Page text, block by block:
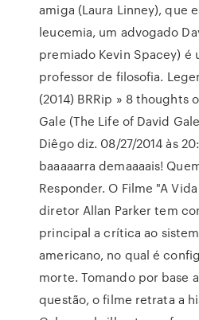
amiga (Laura Linney), que
leucemia, um advogado
premiado Kevin Spacey) é
professor de filosofia.
(2014) BRRip » 8 thoughts
Gale (The Life of David
Diêgo diz. 08/27/2014 às
baaaaarra demaaaais!
Responder. O Filme "A
diretor Allan Parker tem
principal a crítica ao
americano, no qual é
morte. Tomando por base
questão, o filme retrata a